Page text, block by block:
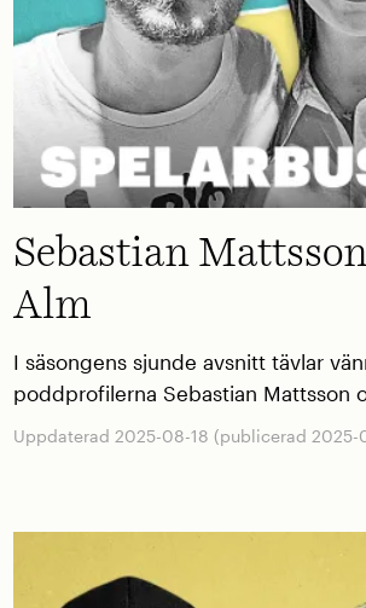
Sebastian
Alm
I säsongens sjunde avsnitt tävlar
poddprofilerna Sebastian Mattsson
Uppdaterad 2025-08-18 (publicerad 2025-